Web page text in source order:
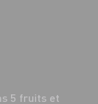
5 fruits et